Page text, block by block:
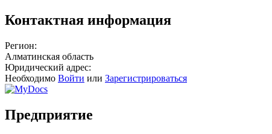
Контактная информация
Регион:
Алматинская область
Юридический адрес:
Необходимо Войти или Зарегистрироваться
Предприятие